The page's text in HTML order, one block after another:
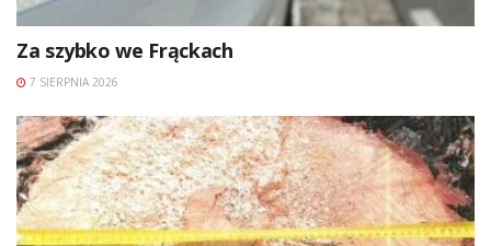
Za szybko we Frąckach
7 SIERPNIA 2026